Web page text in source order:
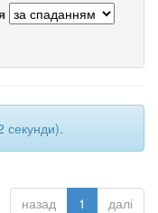
секунди).
назад 1 далі